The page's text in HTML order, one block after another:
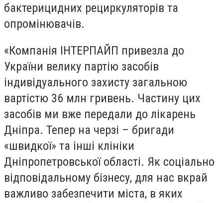
бактерицидних рециркуляторів та
опромінювачів.
«Компанія ІНТЕРПАЙП привезла до
України велику партію засобів
індивідуального захисту загальною
вартістю 36 млн гривень. Частину цих
засобів ми вже передали до лікарень
Дніпра. Тепер на черзі – бригади
«швидкої» та інші клініки
Дніпропетровської області. Як соціально
відповідальному бізнесу, для нас вкрай
важливо забезпечити міста, в яких